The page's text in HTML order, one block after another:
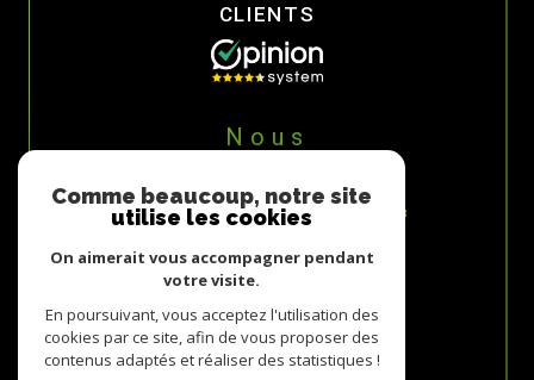
CLIENTS
Nous
Comme beaucoup, notre site
utilise les cookies
On aimerait vous accompagner pendant
votre visite.
En poursuivant, vous acceptez l'utilisation des
cookies par ce site, afin de vous proposer des
contenus adaptés et réaliser des statistiques !